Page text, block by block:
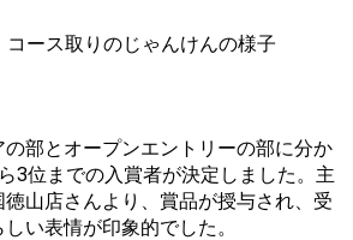
コース取りのじゃんけんの様子
部とオープンエントリーの部に分か
3位までの入賞者が決定しました。主
山店さんより、賞品が授与され、受
い表情が印象的でした。